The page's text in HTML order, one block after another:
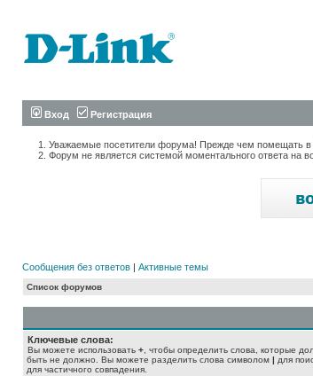
Вход Регистрация
Уважаемые посетители форума! Прежде чем помещать
Форум не является системой моментального ответа на
Сообщения без ответов | Активные темы
Список форумов
Ключевые слова:
Вы можете использовать + , чтобы определить слова, которые
быть не должно. Вы можете разделить слова символом | для
для частичного совпадения.